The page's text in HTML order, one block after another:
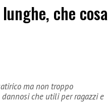
che cosa
ma non troppo
dannosi che utili per ragazzi e